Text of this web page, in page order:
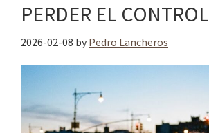
principal
Pescados
Comunicaciones
para
cumplir
Comisión
PERDER EL CONTROL
2026-02-08 by Pedro Lancheros